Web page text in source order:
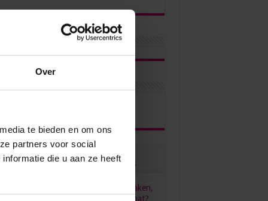
Over
te bieden en om ons
partners voor social
die u aan ze heeft
Recent Reacties Tags
HR, HRM, personeelszaken,
P&O… Is het één pot nat?